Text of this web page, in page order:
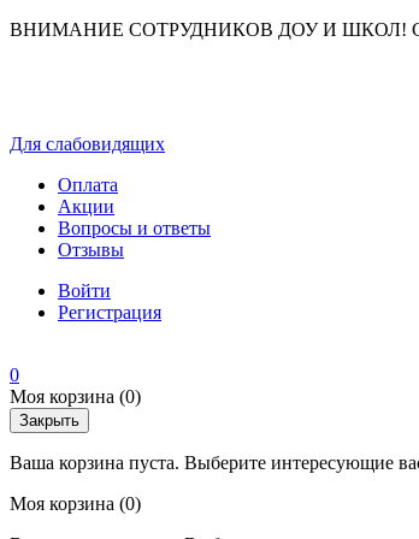
ВНИМАНИЕ СОТРУДНИКОВ ДОУ И ШКОЛ! С 1
Для слабовидящих
Оплата
Акции
Вопросы и ответы
Отзывы
Войти
Регистрация
0
Моя корзина (0)
Закрыть
Ваша корзина пуста. Выберите интересующие
Моя корзина (0)